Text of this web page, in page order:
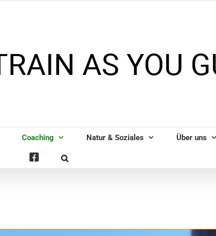
Coaching Natur & Soziales Über uns